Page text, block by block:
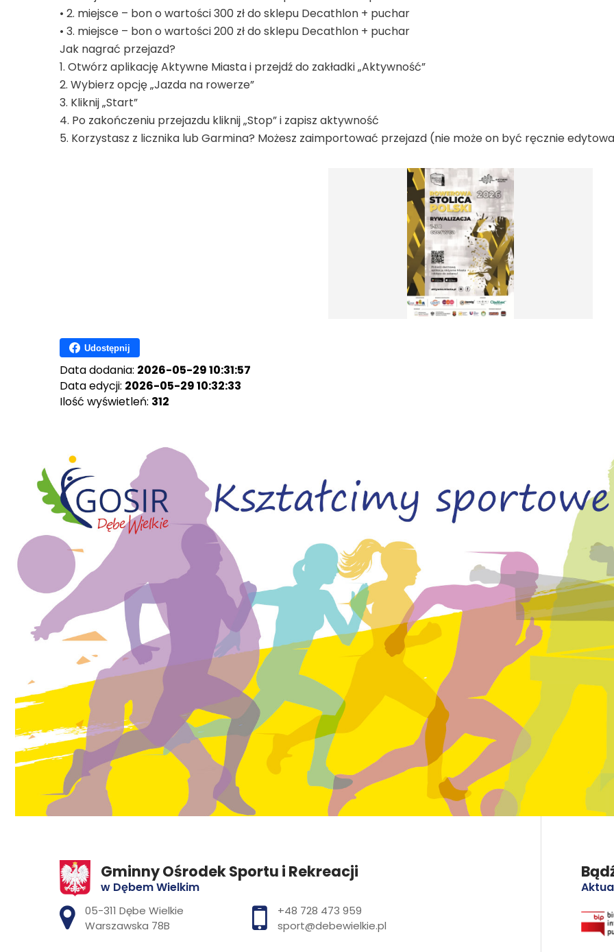
• 2. miejsce – bon o wartości 300 zł do sklepu Decathlon + puchar
• 3. miejsce – bon o wartości 200 zł do sklepu Decathlon + puchar
Jak nagrać przejazd?
1. Otwórz aplikację Aktywne Miasta i przejdź do zakładki „Aktywność”
2. Wybierz opcję „Jazda na rowerze”
3. Kliknij „Start”
4. Po zakończeniu przejazdu kliknij „Stop” i zapisz aktywność
5. Korzystasz z licznika lub Garmina? Możesz zaimportować przejazd (nie może on być ręcznie
Udostępnij
Data dodania: 2026-05-29 10:31:57
Data edycji: 2026-05-29 10:32:33
Ilość wyświetleń: 312
Gminny Ośrodek Sportu i Rekreacji
w Dębem Wielkim
Adres pocztowy:
05-311 Dębe Wielkie
Warszawska 78B
+48 728 473 959
sport@debewielkie.pl